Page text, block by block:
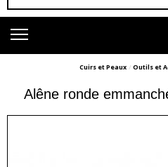
Cuirs et Peaux Outils et
Alêne ronde